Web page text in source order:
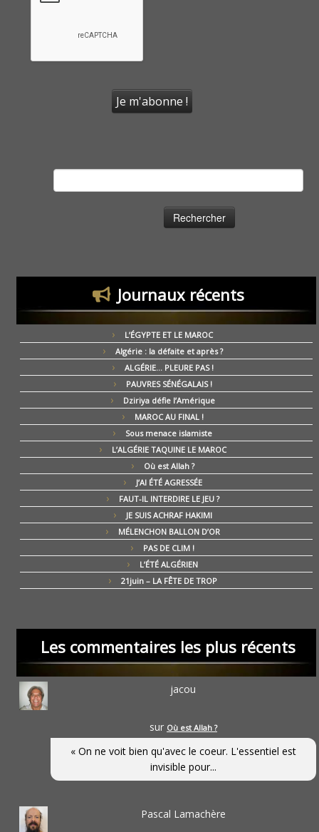
Journaux récents
L’ÉGYPTE ET LE MAROC
Algérie : la défaite et après ?
ALGÉRIE… PLEURE PAS !
PAUVRES SÉNÉGALAIS !
Dziriya défie l’Amérique
MAROC AU FINAL !
Sous menace islamiste
L’ALGÉRIE TAQUINE LE MAROC
Où est Allah ?
J’AI ÉTÉ AGRESSÉE
FAUT-IL INTERDIRE LE JEU ?
JE SUIS ACHRAF HAKIMI
MÉLENCHON BALLON D’OR
PAS DE CLIM !
L’ÉTÉ ALGÉRIEN
21juin – LA FÊTE DE TROP
Les commentaires les plus récents
jacou
sur Où est Allah ?
« On ne voit bien qu'avec le coeur. L'essentiel est
invisible pour...
Pascal Lamachère